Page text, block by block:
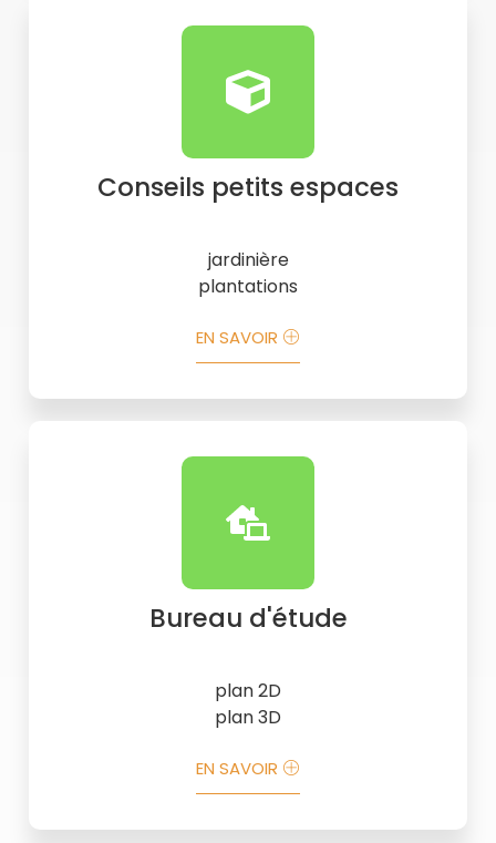
Conseils petits espaces
jardinière
plantations
EN SAVOIR
Bureau d'étude
plan 2D
plan 3D
EN SAVOIR